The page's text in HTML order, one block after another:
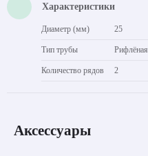
Характеристики
Диаметр (мм) 25
Тип трубы Рифлёная
Количество рядов 2
Аксессуары